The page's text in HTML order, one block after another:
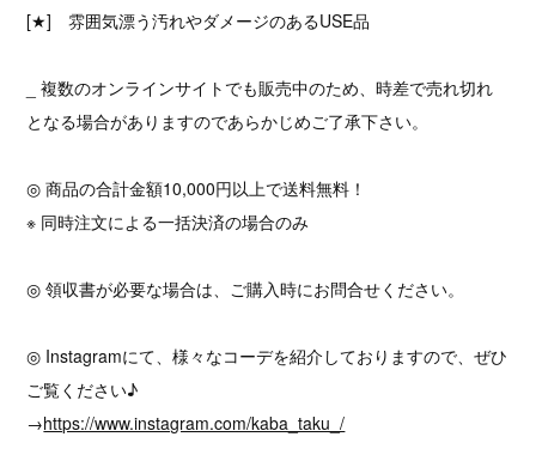
[★] 雰囲気漂う汚れやダメージのあるUSE品
_ 複数のオンラインサイトでも販売中のため、時差で売れ切れ
となる場合がありますのであらかじめご了承下さい。
◎ 商品の合計金額10,000円以上で送料無料！
※ 同時注文による一括決済の場合のみ
◎ 領収書が必要な場合は、ご購入時にお問合せください。
◎ Instagramにて、様々なコーデを紹介しておりますので、ぜひ
ご覧ください♪
→https://www.instagram.com/kaba_taku_/